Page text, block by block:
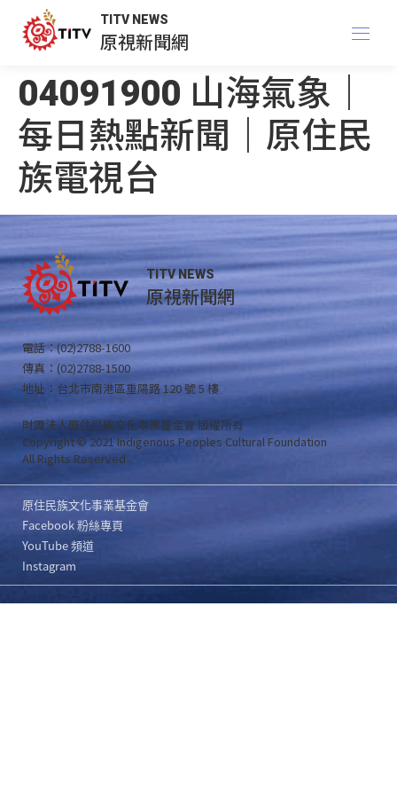
TITV NEWS
原視新聞網
04091900 山海氣象｜
每日熱點新聞｜原住民
族電視台
TITV NEWS
原視新聞網
電話：(02)2788-1600
傳真：(02)2788-1500
地址：台北市南港區重陽路 120 號 5 樓
財團法人原住民族文化事業基金會 版權所有
Copyright © 2021 Indigenous Peoples Cultural Foundation
All Rights Reserved .
原住民族文化事業基金會
Facebook 粉絲專頁
YouTube 頻道
Instagram